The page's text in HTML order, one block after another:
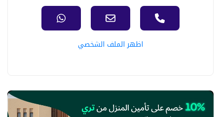
اظهر الملف الشخصي